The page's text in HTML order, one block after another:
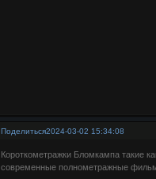
Поделиться2024-03-02 15:34:08
Короткометражки Бломкампа такие
современные полнометражные